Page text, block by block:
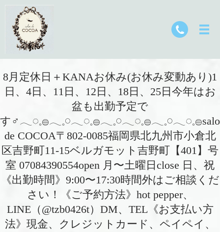
8月定休日＋KANAお休み(お休み変動あり)1
日、4日、11日、12日、18日、25日今年はお
盆も出勤予定で
す‍
de COCOA〒802-0085福岡県北九州市小倉北
区吉野町11-15ベルガモット吉野町【401】号
室︎ 07084390554open 月〜土曜日close 日、祝
《出勤時間》9:00〜17:30時間外はご相談くだ
さい！《ご予約方法》hot pepper、
LINE（@tzb0426t）DM、TEL《お支払い方
法》現金、クレジットカード、ペイペイ、